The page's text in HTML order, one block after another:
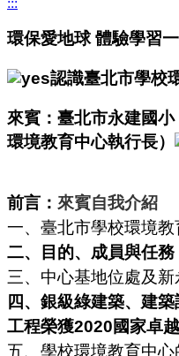
環保愛地球 體驗學習
認識臺北市學校
來賓：臺北市永建國
環境教育中心執行長）
前言： 來賓自我介紹
一、臺北市學校環境
二、
目的、成員與任務
三、 中心基地位處及新
四、銀級綠建築、建
工程榮獲2020國家卓
五、學校環境教育中心